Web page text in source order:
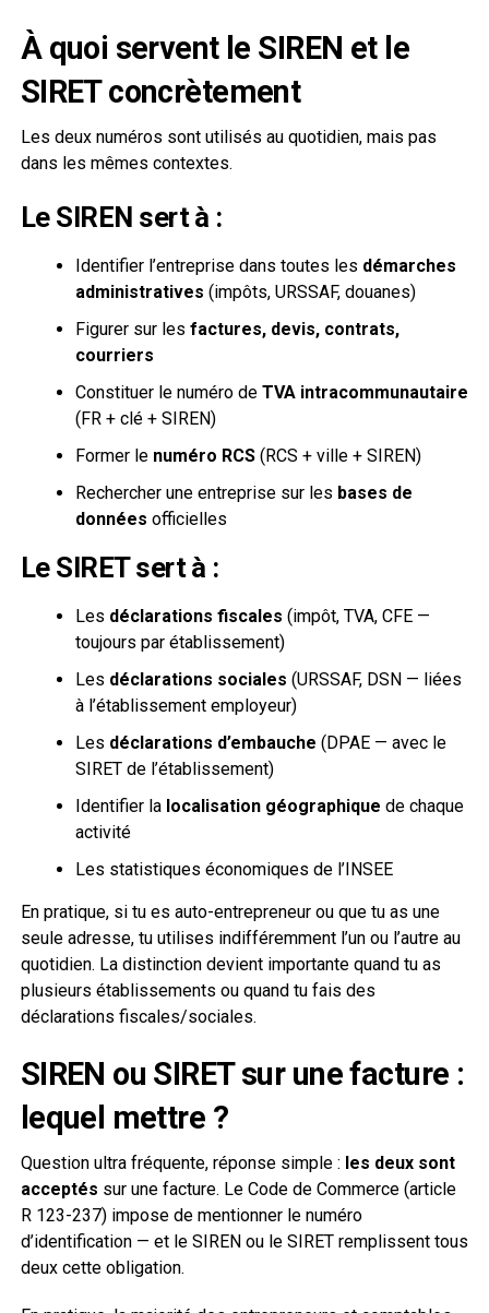
À quoi servent le SIREN et le
SIRET concrètement
Les deux numéros sont utilisés au quotidien, mais pas
dans les mêmes contextes.
Le SIREN sert à :
Identifier l’entreprise dans toutes les démarches
administratives (impôts, URSSAF, douanes)
Figurer sur les factures, devis, contrats,
courriers
Constituer le numéro de TVA intracommunautaire
(FR + clé + SIREN)
Former le numéro RCS(RCS + ville + SIREN)
Rechercher une entreprise sur les bases de
données officielles
Le SIRET sert à :
Les déclarations fiscales (impôt, TVA, CFE —
toujours par établissement)
Les déclarations sociales (URSSAF, DSN — liées
à l’établissement employeur)
Les déclarations d’embauche (DPAE — avec le
SIRET de l’établissement)
Identifier la localisation géographique de chaque
activité
Les statistiques économiques de l’INSEE
En pratique, si tu es auto-entrepreneur ou que tu as une
seule adresse, tu utilises indifféremment l’un ou l’autre au
quotidien. La distinction devient importante quand tu as
plusieurs établissements ou quand tu fais des
déclarations fiscales/sociales.
SIREN ou SIRET sur une facture :
lequel mettre ?
Question ultra fréquente, réponse simple : les deux sont
acceptés sur une facture. Le Code de Commerce (article
R 123-237) impose de mentionner le numéro
d’identification — et le SIREN ou le SIRET remplissent tous
deux cette obligation.